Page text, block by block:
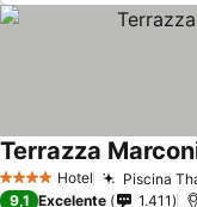
4 EstrelasHotel Piscina
Terrazza
9,1 Excelente 1.411